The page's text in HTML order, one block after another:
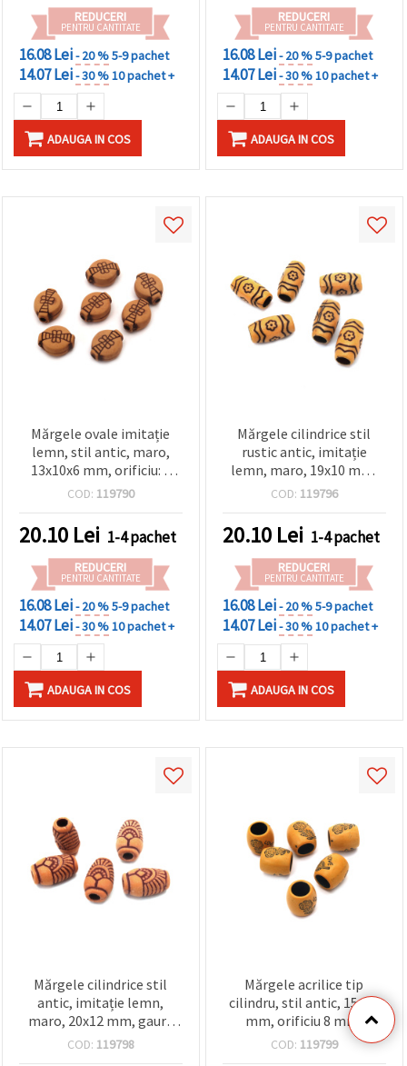
REDUCERI
PENTRU CANTITATE
16.08 Lei- 20 %5-9 pachet
14.07 Lei- 30 %10 pachet +
ADAUGA IN COS
REDUCERI
PENTRU CANTITATE
16.08 Lei- 20 %5-9 pachet
14.07 Lei- 30 %10 pachet +
ADAUGA IN COS
Mărgele ovale imitație
lemn, stil antic, maro,
13x10x6 mm, orificiu: 2
mm – 50 g (~77 buc.)
COD: 119790
20.10 Lei 1-4 pachet
REDUCERI
PENTRU CANTITATE
16.08 Lei- 20 %5-9 pachet
14.07 Lei- 30 %10 pachet +
ADAUGA IN COS
Mărgele cilindrice stil
rustic antic, imitație
lemn, maro, 19x10 mm,
gaură 5 mm, 50 g (~60
cu aspect natural pentru
bijuterii și hobby creativ
COD: 119796
20.10 Lei 1-4 pachet
REDUCERI
PENTRU CANTITATE
16.08 Lei- 20 %5-9 pachet
14.07 Lei- 30 %10 pachet +
ADAUGA IN COS
Mărgele cilindrice stil
antic, imitație lemn,
maro, 20x12 mm, gaură
4,5 mm – 50 g (~25 buc.)
COD: 119798
Mărgele acrilice tip
cilindru, stil antic, 15x15
mm, orificiu 8 mm,
imitație lemn maro – 50 g
COD: 119799